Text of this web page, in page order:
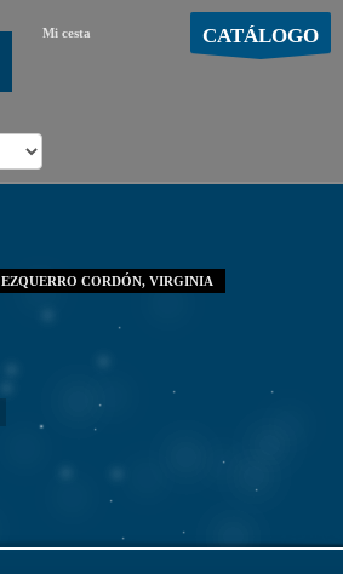
Mi cesta CATÁLOGO
EZQUERRO CORDÓN, VIRGINIA